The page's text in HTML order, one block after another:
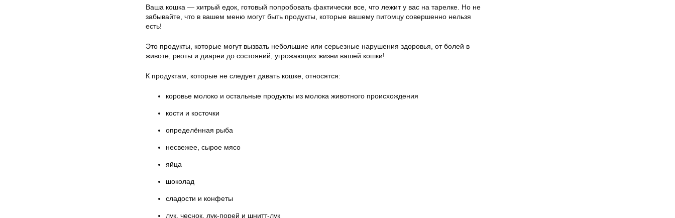
Ваша кошка — хитрый едок, готовый попробовать фактически все, что лежит у вас на тарелке. Но не
забывайте, что в вашем меню могут быть продукты, которые вашему питомцу совершенно нельзя
есть!
Это продукты, которые могут вызвать небольшие или серьезные нарушения здоровья, от болей в
животе, рвоты и диареи до состояний, угрожающих жизни вашей кошки!
К продуктам, которые не следует давать кошке, относятся:
коровье молоко и остальные продукты из молока животного происхождения
кости и косточки
определённая рыба
несвежее, сырое мясо
яйца
шоколад
сладости и конфеты
лук, чеснок, лук-порей и шнитт-лук